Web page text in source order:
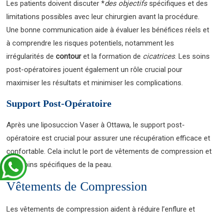
Les patients doivent discuter *des objectifsspécifiques et des
limitations possibles avec leur chirurgien avant la procédure.
Une bonne communication aide à évaluer les bénéfices réels et
à comprendre les risques potentiels, notamment les
irrégularités decontouret la formation de cicatrices. Les soins
post-opératoires jouent également un rôle crucial pour
maximiser les résultats et minimiser les complications.
Support Post-Opératoire
Après une liposuccion Vaser à Ottawa, le support post-
opératoire est crucial pour assurer une récupération efficace et
confortable. Cela inclut le port de vêtements de compression et
des soins spécifiques de la peau.
Vêtements de Compression
Les vêtements de compression aident à réduire l’enflure et